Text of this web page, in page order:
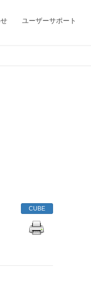
ユーザーサポート
CUBE